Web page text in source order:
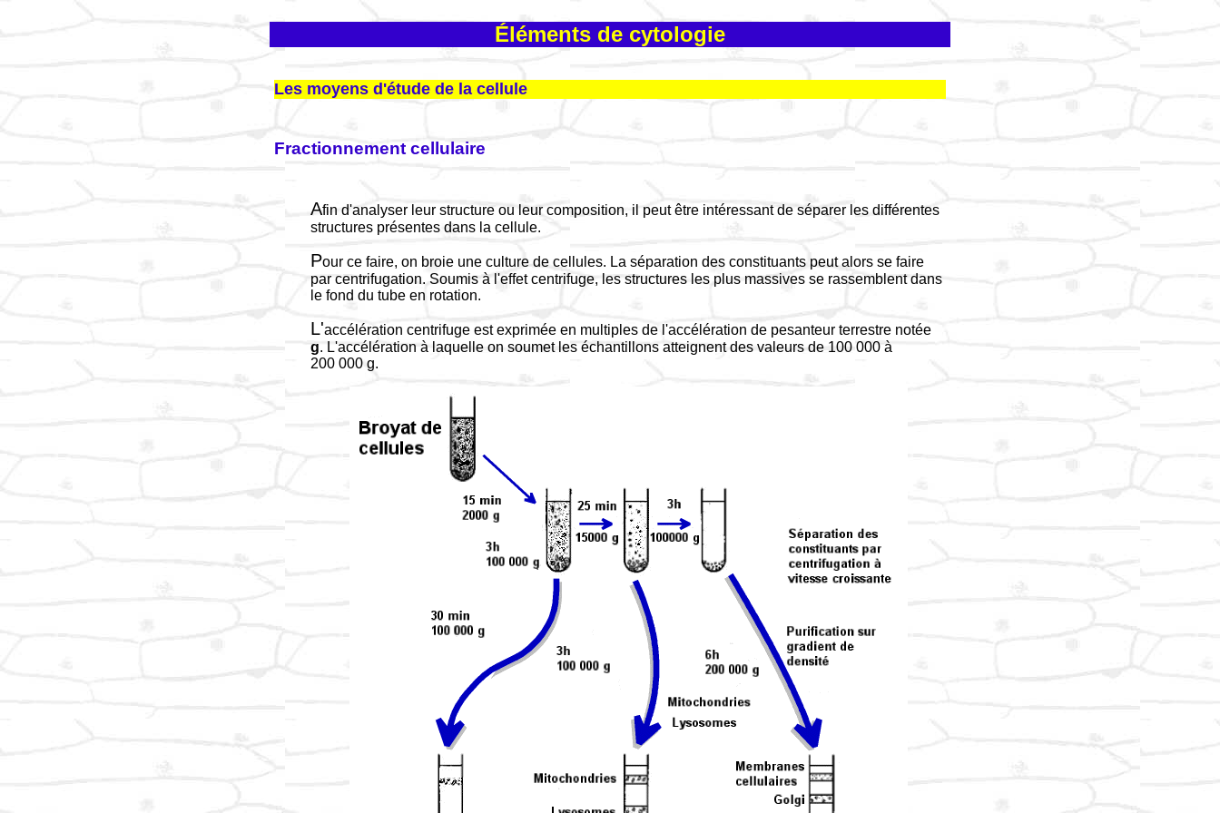
Éléments de cytologie
Les moyens d'étude de la cellule
Fractionnement cellulaire
Afin d'analyser leur structure ou leur composition, il peut être intéressant de séparer les différentes
structures présentes dans la cellule.
Pour ce faire, on broie une culture de cellules. La séparation des constituants peut alors se faire
par centrifugation. Soumis à l'effet centrifuge, les structures les plus massives se rassemblent dans
le fond du tube en rotation.
L'accélération centrifuge est exprimée en multiples de l'accélération de pesanteur terrestre notée
g. L'accélération à laquelle on soumet les échantillons atteignent des valeurs de 100 000 à
200 000 g.